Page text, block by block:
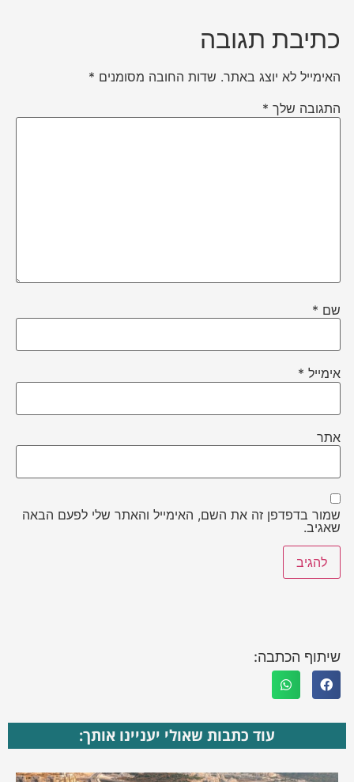
כתיבת תגובה
האימייל לא יוצג באתר. שדות החובה מסומנים *
התגובה שלך *
שם *
אימייל *
אתר
שמור בדפדפן זה את השם, האימייל והאתר שלי לפעם הבאה
שאגיב.
שיתוף הכתבה:
עוד כתבות שאולי יעניינו אותך: